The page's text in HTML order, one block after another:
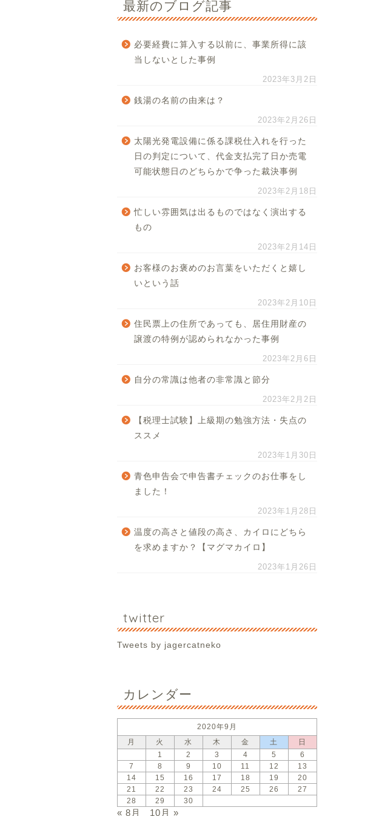
最新のブログ記事
必要経費に算入する以前に、事業所得に該
当しないとした事例
2023年3月2日
銭湯の名前の由来は？
2023年2月26日
太陽光発電設備に係る課税仕入れを行った
日の判定について、代金支払完了日か売電
可能状態日のどちらかで争った裁決事例
2023年2月18日
忙しい雰囲気は出るものではなく演出する
もの
2023年2月14日
お客様のお褒めのお言葉をいただくと嬉し
いという話
2023年2月10日
住民票上の住所であっても、居住用財産の
譲渡の特例が認められなかった事例
2023年2月6日
自分の常識は他者の非常識と節分
2023年2月2日
【税理士試験】上級期の勉強方法・失点の
ススメ
2023年1月30日
青色申告会で申告書チェックのお仕事をし
ました！
2023年1月28日
温度の高さと値段の高さ、カイロにどちら
を求めますか？【マグマカイロ】
2023年1月26日
twitter
Tweets by jagercatneko
カレンダー
2020年9月
月
火 水 木 金 土
日
1
2 3 4 5
6
7
8 9 10 11 12
13
14
15 16 17 18 19
20
21
22 23 24 25 26
27
28
29 30
« 8月 10月 »